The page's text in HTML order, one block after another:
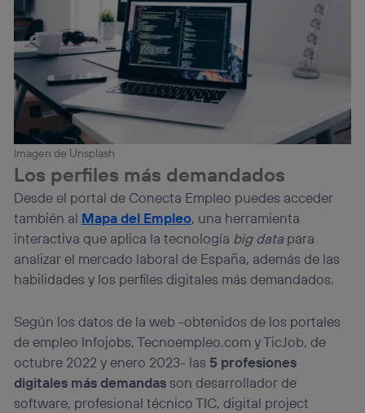
Imagen de Unsplash
Los perfiles más demandados
Desde el portal de Conecta Empleo puedes acceder
también al Mapa del Empleo, una herramienta
interactiva que aplica la tecnología big datapara
analizar el mercado laboral de España, además de las
habilidades y los perfiles digitales más demandados.
Según los datos de la web -obtenidos de los portales
de empleo Infojobs, Tecnoempleo.com y TicJob, de
octubre 2022 y enero 2023- las 5 profesiones
digitales más demandasson desarrollador de
software, profesional técnico TIC, digital project